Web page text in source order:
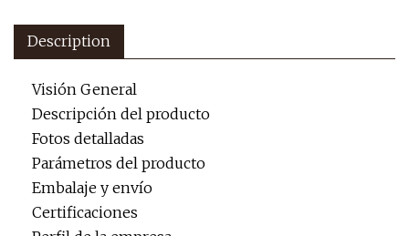
Description
Visión General
Descripción del producto
Fotos detalladas
Parámetros del producto
Embalaje y envío
Certificaciones